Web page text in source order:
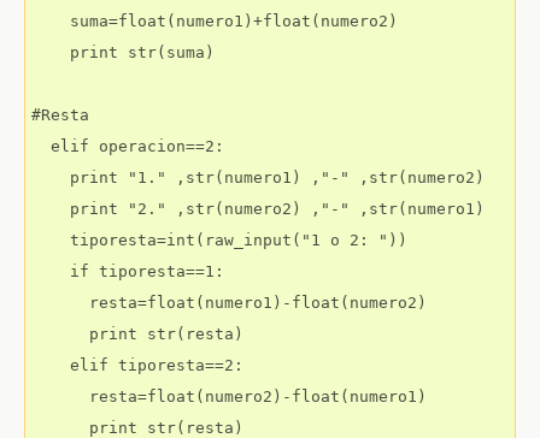
    suma=float(numero1)+float(numero2)
    print str(suma)
#Resta
  elif operacion==2:
    print "1." ,str(numero1) ,"-" ,str(numero2)
    print "2." ,str(numero2) ,"-" ,str(numero1)
    tiporesta=int(raw_input("1 o 2: "))
    if tiporesta==1:
      resta=float(numero1)-float(numero2)
      print str(resta)
    elif tiporesta==2:
      resta=float(numero2)-float(numero1)
      print str(resta)